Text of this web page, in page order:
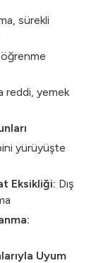
sürekli
reddi, yemek
yürüyüşte
Eksikliği: Dış
Uyum